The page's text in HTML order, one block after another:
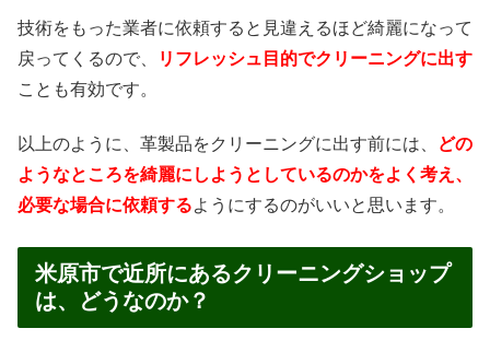
技術をもった業者に依頼すると見違えるほど綺麗になって
戻ってくるので、
リフレッシュ目的でクリーニングに出す
ことも有効です。
以上のように、革製品をクリーニングに出す前には、
どの
ようなところを綺麗にしようとしているのかをよく考え、
必要な場合に依頼するようにするのがいいと思います。
米原市で近所にあるクリーニングショップ
は、どうなのか？